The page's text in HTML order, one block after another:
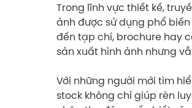
Trong lĩnh vực thiết kế,
ảnh được sử dụng phổ
đến tạp chí, brochure hay
sản xuất hình ảnh nhưng
Với những người mới tìm
stock không chỉ giúp rèn